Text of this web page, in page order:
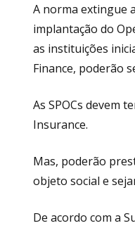
A norma extingue
implantação do
as instituições
Finance, poderão
As SPOCs devem
Insurance.
Mas, poderão
objeto social e
De acordo com a